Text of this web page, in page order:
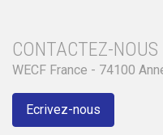
CONTACTEZ-NOUS
WECF France - 74100
Ecrivez-nous